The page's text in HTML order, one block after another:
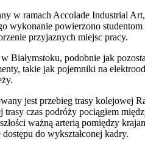
w ramach Accolade Industrial
wykonanie powierzono
przyjaznych miejsc pracy.
Białymstoku, podobnie jak
takie jak pojemniki na
jest przebieg trasy kolejowej
czas podróży pociągiem
ważną arterią pomiędzy
do wykształconej kadry.